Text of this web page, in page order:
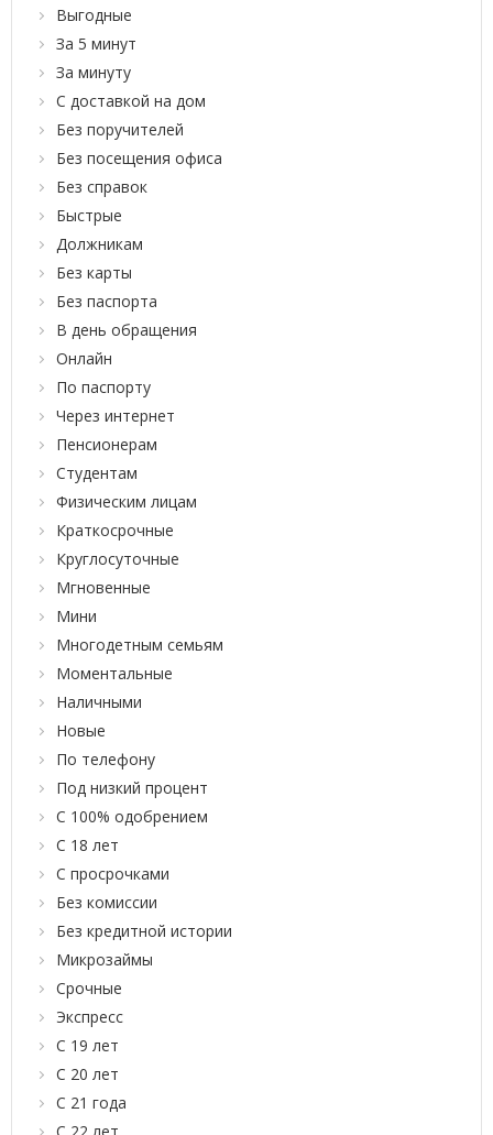
Выгодные
За 5 минут
За минуту
С доставкой на дом
Без поручителей
Без посещения офиса
Без справок
Быстрые
Должникам
Без карты
Без паспорта
В день обращения
Онлайн
По паспорту
Через интернет
Пенсионерам
Студентам
Физическим лицам
Краткосрочные
Круглосуточные
Мгновенные
Мини
Многодетным семьям
Моментальные
Наличными
Новые
По телефону
Под низкий процент
С 100% одобрением
С 18 лет
С просрочками
Без комиссии
Без кредитной истории
Микрозаймы
Срочные
Экспресс
С 19 лет
С 20 лет
С 21 года